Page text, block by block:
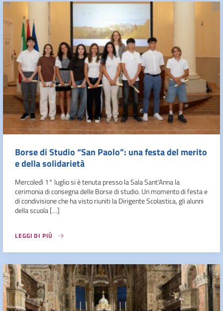
Borse di Studio “San Paolo”: una festa del merito
e della solidarietà
Mercoledì 1° luglio si è tenuta presso la Sala Sant’Anna la
cerimonia di consegna delle Borse di studio. Un momento di festa e
di condivisione che ha visto riuniti la Dirigente Scolastica, gli alunni
della scuola […]
LEGGI DI PIÙ